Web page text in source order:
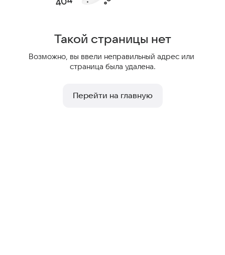
Такой страницы нет
Возможно, вы ввели неправильный адрес или
страница была удалена.
Перейти на главную